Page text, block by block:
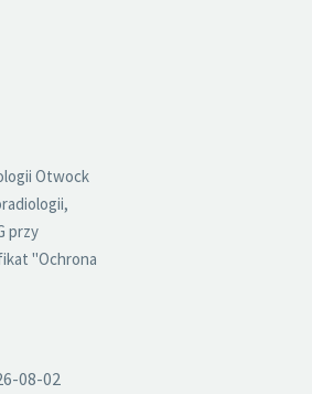
Otwock
przy
"Ochrona
08-02